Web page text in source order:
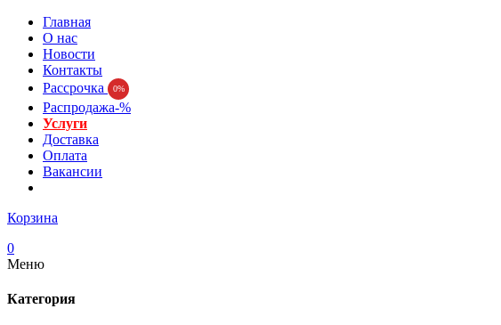
Главная
О нас
Новости
Контакты
Рассрочка
0%
Распродажа-%
Услуги
Доставка
Оплата
Вакансии
Корзина
0
Меню
Категория